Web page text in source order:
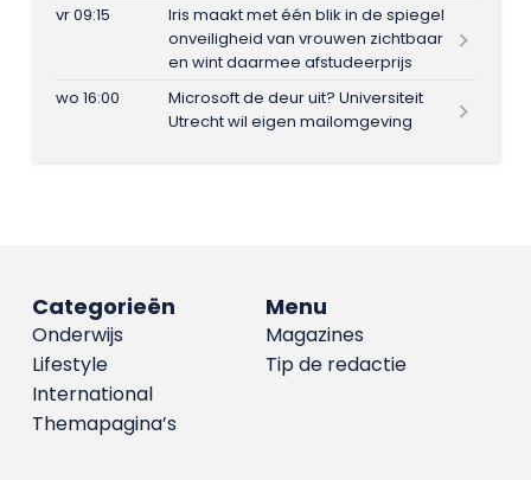
vr 09:15
Iris maakt met één blik in de spiegel
onveiligheid van vrouwen zichtbaar
en wint daarmee afstudeerprijs
wo 16:00
Microsoft de deur uit? Universiteit
Utrecht wil eigen mailomgeving
Menu
Magazines
Tip de redactie
Categorieën
Onderwijs
Lifestyle
International
Themapagina’s